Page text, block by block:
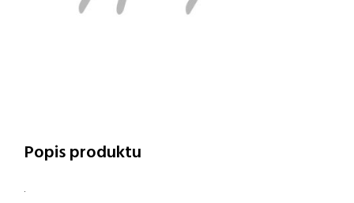
Popis produktu
.